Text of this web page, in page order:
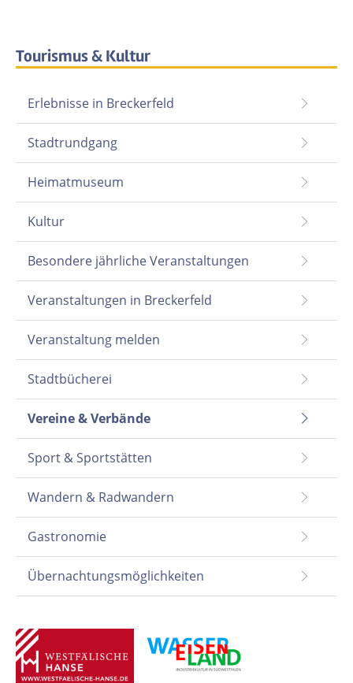
Tourismus & Kultur
Erlebnisse in Breckerfeld
Stadtrundgang
Heimatmuseum
Kultur
Besondere jährliche Veranstaltungen
Veranstaltungen in Breckerfeld
Veranstaltung melden
Stadtbücherei
Vereine & Verbände
Sport & Sportstätten
Wandern & Radwandern
Gastronomie
Übernachtungsmöglichkeiten